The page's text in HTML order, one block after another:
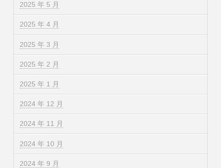
2025 年 5 月
2025 年 4 月
2025 年 3 月
2025 年 2 月
2025 年 1 月
2024 年 12 月
2024 年 11 月
2024 年 10 月
2024 年 9 月